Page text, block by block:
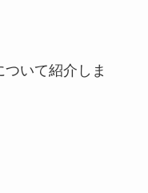
いて紹介しま